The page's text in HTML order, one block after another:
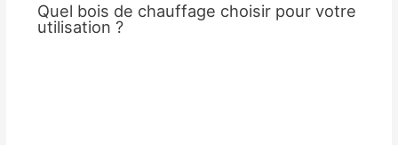
Quel bois de chauffage choisir pour votre
utilisation ?